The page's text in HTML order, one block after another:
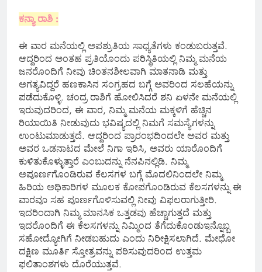
ಕನ್ಯಾ ರಾಶಿ :
ಈ ವಾರ ಮನೆಯಲ್ಲಿ ಅಪಶ್ರುತಿಯ ಸಾಧ್ಯತೆಗಳು ಕಂಡುಬರುತ್ತವೆ.
ಆದ್ದರಿಂದ ಅಂತಹ ಪ್ರತಿಯೊಂದು ಪರಿಸ್ಥಿತಿಯಲ್ಲಿ ನಿಮ್ಮ ಮನೆಯ
ಜನರೊಂದಿಗೆ ನೀವು ಚಿಂತನಶೀಲವಾಗಿ ಮಾತನಾಡಿ ಮತ್ತು
ಅಗತ್ಯವಿದ್ದರೆ ಹಣಕಾಸಿನ ಸಂಗ್ರಹದ ಬಗ್ಗೆ ಅವರಿಂದ ಸಲಹೆಯನ್ನು
ಪಡೆದುಕೊಳ್ಳಿ. ಚಂದ್ರ ರಾಶಿಗೆ ಹೋಲಿಸಿದರೆ ಶನಿ ಏಳನೇ ಮನೆಯಲ್ಲಿ
ಇರುವುದರಿಂದ, ಈ ವಾರ, ನಿಮ್ಮ ಮನೆಯ ಮಕ್ಕಳಿಗೆ ಹೆಚ್ಚಿನ
ರಿಯಾಯಿತಿ ನೀಡುವುದು ಭವಿಷ್ಯದಲ್ಲಿ ನಿಮಗೆ ಸಮಸ್ಯೆಗಳನ್ನು
ಉಂಟುಮಾಡುತ್ತದೆ. ಆದ್ದರಿಂದ ಪ್ರಾರಂಭದಿಂದಲೇ ಅವರ ಮತ್ತು
ಅವರ ಒಡನಾಟದ ಮೇಲೆ ನಿಗಾ ಇರಿಸಿ, ಅವರು ಯಾರೊಂದಿಗೆ
ಕುಳಿತುಕೊಳ್ಳುತ್ತಾರೆ ಎಂಬುದನ್ನು ನೆನಪಿನಲ್ಲಿಡಿ. ನಿಮ್ಮ
ಅಪೂರ್ಣಗೊಂಡಿರುವ ಕೆಲಸಗಳ ಬಗ್ಗೆ ಮೊದಲಿನಿಂದಲೇ ನಿಮ್ಮ
ಹಿರಿಯ ಅಧಿಕಾರಿಗಳ ಮೂಲಕ ಕೋಪಗೊಂಡಿರುವ ಕೆಲಸಗಳನ್ನು ಈ
ವಾರವೂ ಸಹ ಪೂರ್ಣಗೊಳಿಸುವಲ್ಲಿ ನೀವು ವಿಫಲರಾಗುತ್ತೀರಿ.
ಇದರಿಂದಾಗಿ ನಿಮ್ಮ ಮಾನಸಿಕ ಒತ್ತಡವು ಹೆಚ್ಚಾಗುತ್ತದೆ ಮತ್ತು
ಇದರೊಂದಿಗೆ ಈ ಕೆಲಸಗಳನ್ನು ನಿಮ್ಮಿಂದ ತೆಗೆದುಕೊಂಡುಇನ್ನೊಬ್ಬ
ಸಹೋದ್ಯೋಗಿಗೆ ನೀಡಬಹುದು ಎಂದು ನಿರೀಕ್ಷಿಸಲಾಗಿದೆ. ಮೇಧೋ
ದಕ್ಷಿಣ ಮೂರ್ತಿ ಸ್ತೋತ್ರವನ್ನು ಪಠಿಸುವುದರಿಂದ ಉತ್ತಮ
ಫಲಿತಾಂಶಗಳು ದೊರೆಯುತ್ತವೆ.